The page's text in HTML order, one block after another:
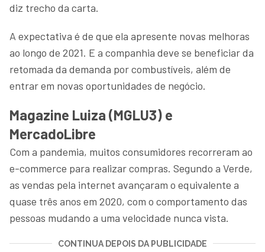
diz trecho da carta.
A expectativa é de que ela apresente novas melhoras
ao longo de 2021. E a companhia deve se beneficiar da
retomada da demanda por combustíveis, além de
entrar em novas oportunidades de negócio.
Magazine Luiza (MGLU3) e
MercadoLibre
Com a pandemia, muitos consumidores recorreram ao
e-commerce para realizar compras. Segundo a Verde,
as vendas pela internet avançaram o equivalente a
quase três anos em 2020, com o comportamento das
pessoas mudando a uma velocidade nunca vista.
CONTINUA DEPOIS DA PUBLICIDADE